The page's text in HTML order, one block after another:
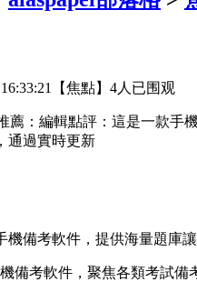
【焦點】 4人已围观
薦：編輯點評：這是一款手
通過實時更新
機備考軟件，提供海量題庫
備考軟件，聚焦各類考試備